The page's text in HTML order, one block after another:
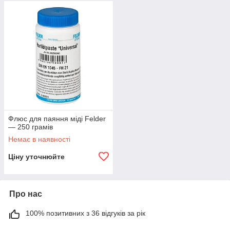
Флюс для паяння міді Felder
— 250 грамів
Немає в наявності
Ціну уточнюйте
Про нас
100% позитивних з 36 відгуків за рік